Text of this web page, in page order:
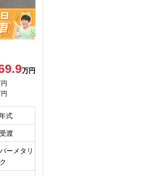
万円
式
渡
ーメタリ